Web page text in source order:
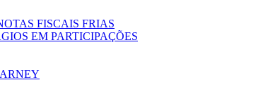
FISCAIS FRIAS
EM PARTICIPAÇÕES